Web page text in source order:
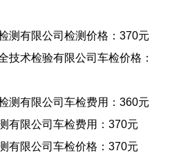
测有限公司检测价格： 370元
技术检验有限公司车检价格：
测有限公司车检费用： 360元
有限公司车检费用： 370元
有限公司车检价格： 370元